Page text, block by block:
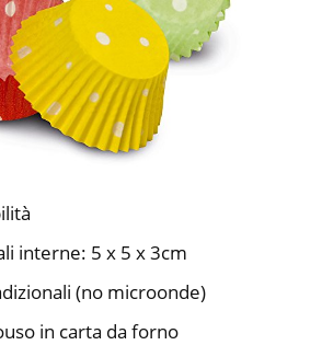
interne: 5 x 5 x 3cm
(no microonde)
in carta da forno